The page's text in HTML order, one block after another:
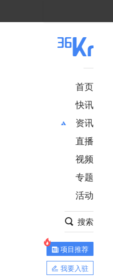
首页
快讯
资讯
推荐
财经
项目推荐
安徽
直播
视频
专题
活动
搜索
项目推荐
我要入驻